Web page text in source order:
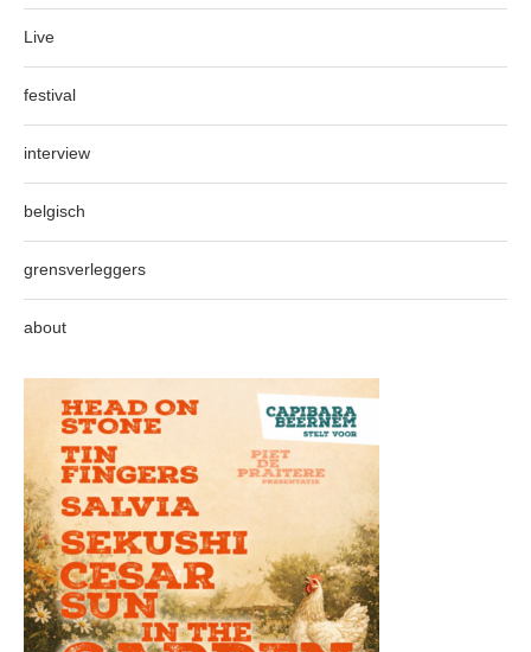
Live
festival
interview
belgisch
grensverleggers
about